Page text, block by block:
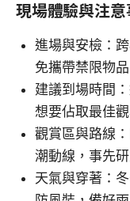
現場體驗與注意
進場與安檢：
免攜帶禁限物品
建議到場時間
想要佔取最佳
觀賞區與路線
潮動線，事先
天氣與穿著：